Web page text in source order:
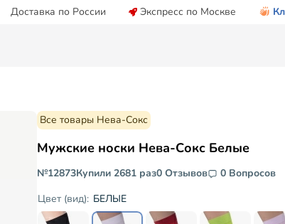
Доставка по России Экспресс по Москве
Все товары Нева-Сокс
Мужские носки Нева-Сокс Белые
№12873Купили 2681 раз0 Отзывов
0 Вопросов
Цвет (вид): БЕЛЫЕ